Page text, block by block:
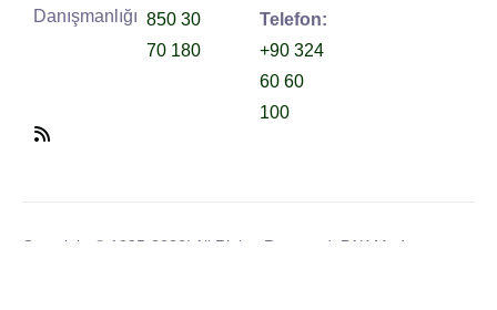
Danışmanlığı 850 30
70 180
Telefon:
+90 324
60 60
100
Copyright © 1995-2026| All Rights Reserved. PAK Medya